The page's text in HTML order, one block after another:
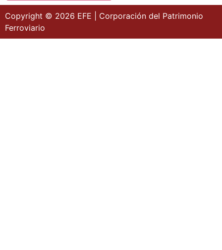
Copyright © 2026 EFE | Corporación del Patrimonio
Ferroviario